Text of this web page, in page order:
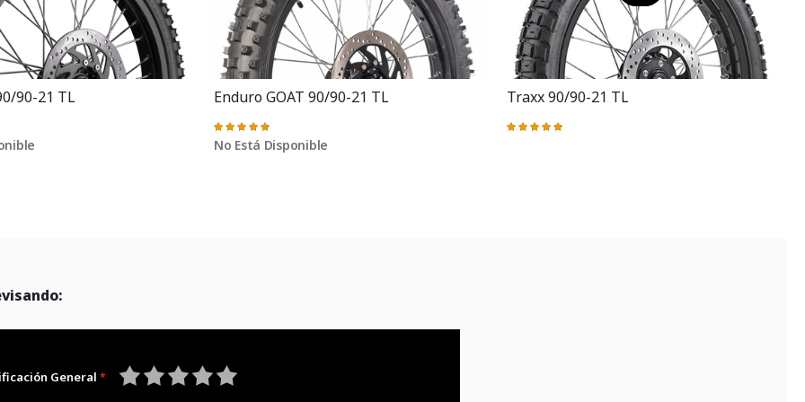
90-21 TL Enduro GOAT 90/90-21 TL
Valoración:
97%
No Está Disponible
Traxx 90/90-21 TL
Valoración:
General